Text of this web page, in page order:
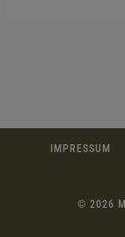
IMPRESSUM
© 2026